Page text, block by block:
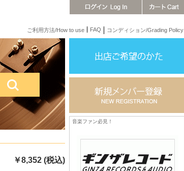
ご利用方法/How to use FAQ コンディション/Grading Policy
￥8,352 (税込)
音楽ファン必見！